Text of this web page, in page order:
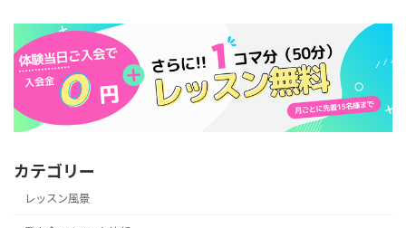
カテゴリー
レッスン風景